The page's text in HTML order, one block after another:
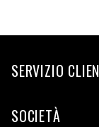
SERVIZIO
SOCIETÀ